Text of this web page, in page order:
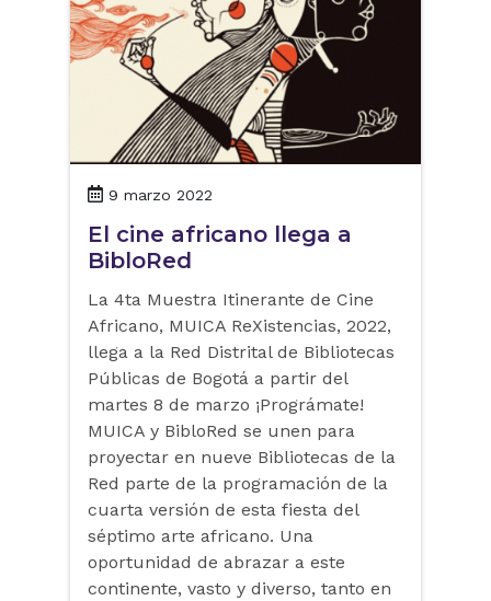
9 marzo 2022
El cine africano llega a
BibloRed
La 4ta Muestra Itinerante de Cine
Africano, MUICA ReXistencias, 2022,
llega a la Red Distrital de Bibliotecas
Públicas de Bogotá a partir del
martes 8 de marzo ¡Prográmate!
MUICA y BibloRed se unen para
proyectar en nueve Bibliotecas de la
Red parte de la programación de la
cuarta versión de esta fiesta del
séptimo arte africano. Una
oportunidad de abrazar a este
continente, vasto y diverso, tanto en